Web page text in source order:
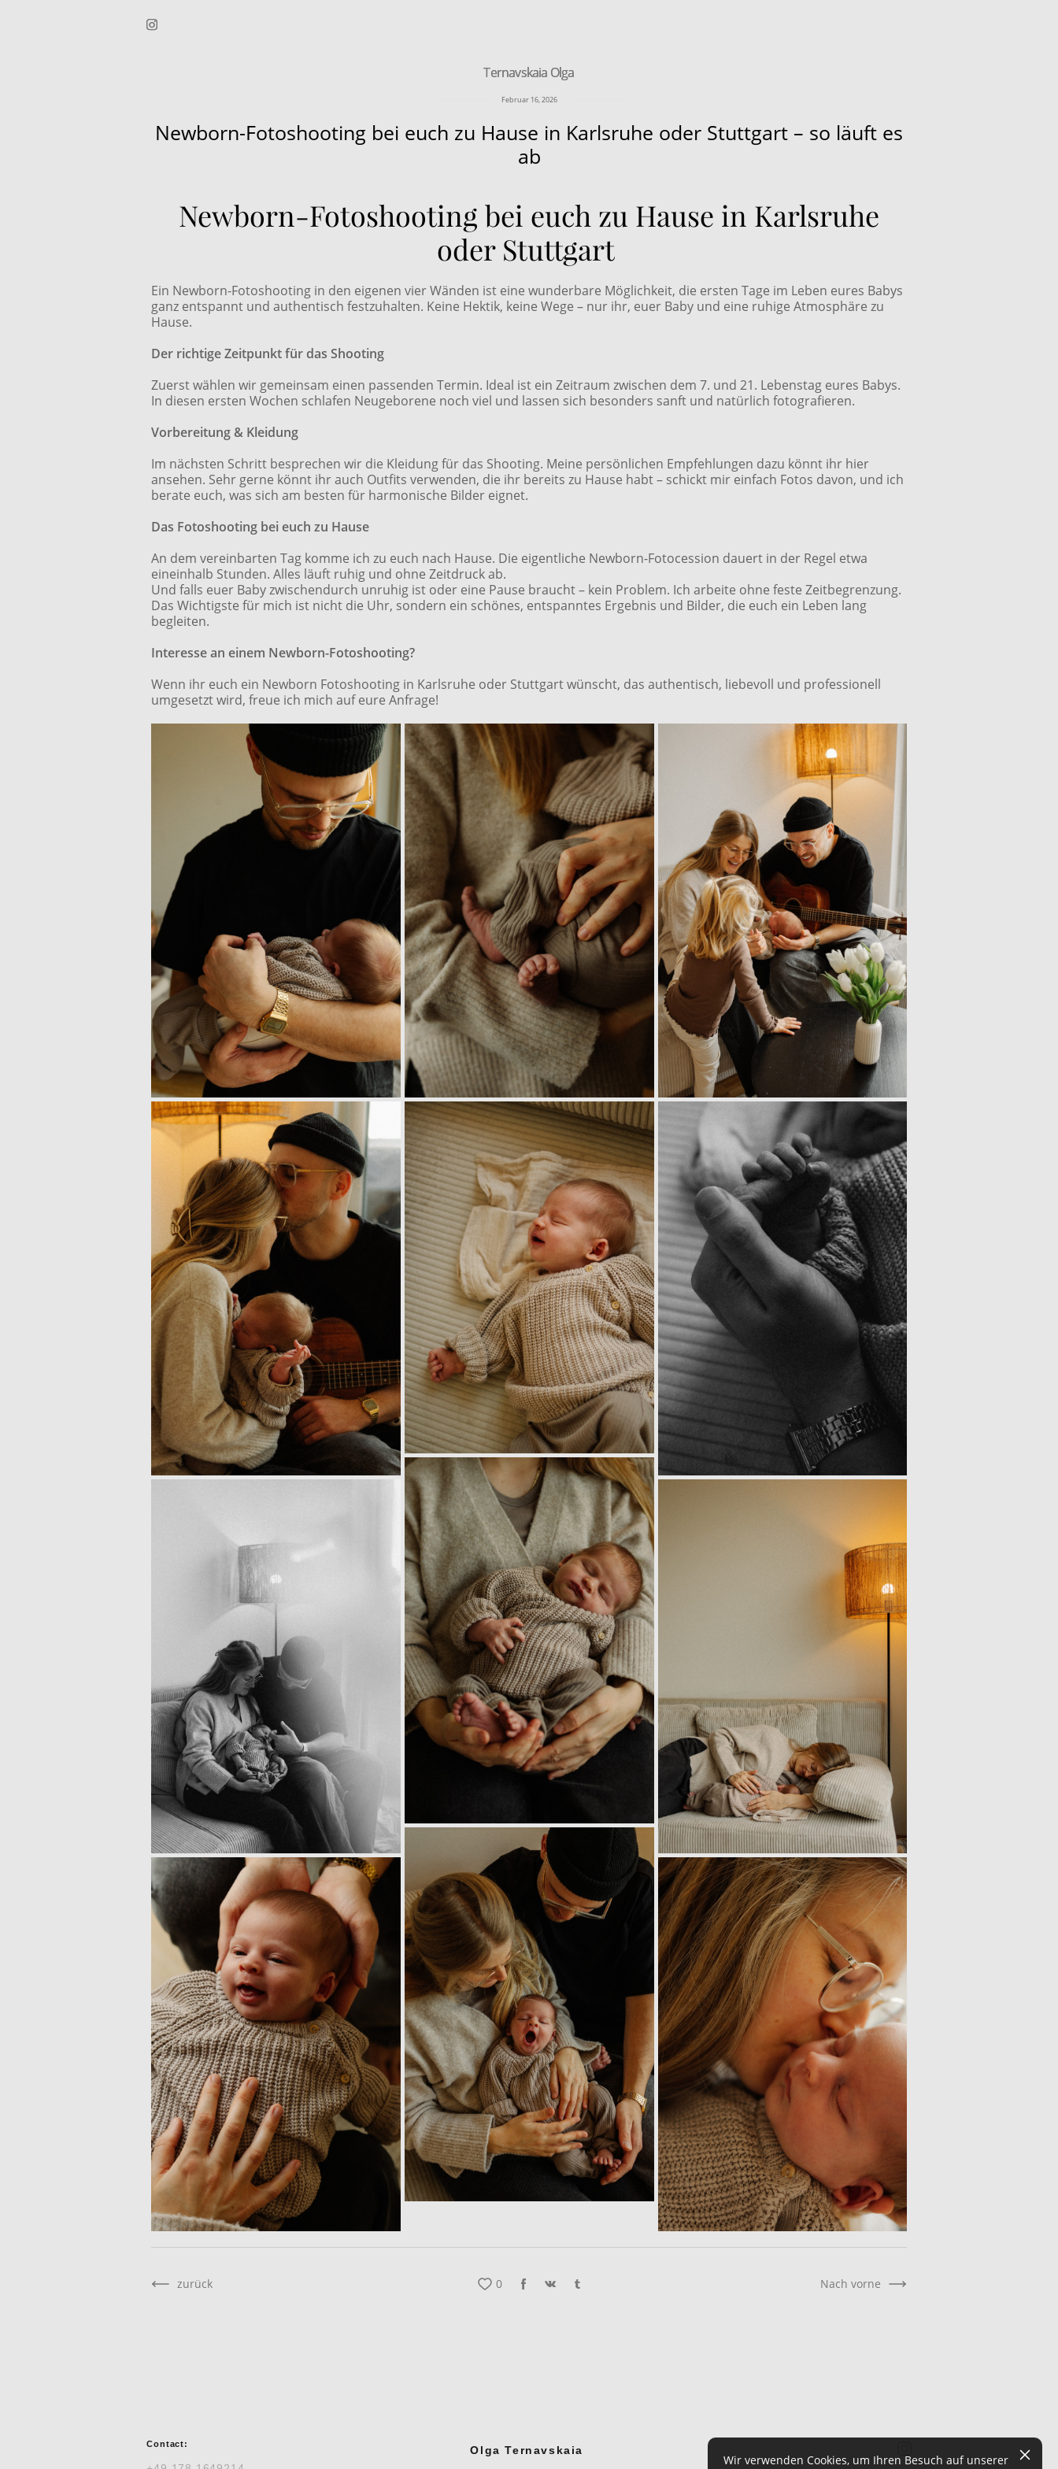
Ternavskaia Olga
Ternavskaia Olga
Februar 16, 2026
Newborn-Fotoshooting bei euch zu Hause in Karlsruhe oder Stuttgart – so läuft es
ab
Newborn-Fotoshooting bei euch zu Hause in Karlsruhe
oder Stuttgart
Ein Newborn-Fotoshooting in den eigenen vier Wänden ist eine wunderbare Möglichkeit, die ersten Tage im Leben eures Babys
ganz entspannt und authentisch festzuhalten. Keine Hektik, keine Wege – nur ihr, euer Baby und eine ruhige Atmosphäre zu
Hause.
Der richtige Zeitpunkt für das Shooting
Zuerst wählen wir gemeinsam einen passenden Termin. Ideal ist ein Zeitraum zwischen dem 7. und 21. Lebenstag eures Babys.
In diesen ersten Wochen schlafen Neugeborene noch viel und lassen sich besonders sanft und natürlich fotografieren.
Vorbereitung & Kleidung
Im nächsten Schritt besprechen wir die Kleidung für das Shooting. Meine persönlichen Empfehlungen dazu könnt ihr hier
ansehen. Sehr gerne könnt ihr auch Outfits verwenden, die ihr bereits zu Hause habt – schickt mir einfach Fotos davon, und ich
berate euch, was sich am besten für harmonische Bilder eignet.
Das Fotoshooting bei euch zu Hause
An dem vereinbarten Tag komme ich zu euch nach Hause. Die eigentliche Newborn-Fotосession dauert in der Regel etwa
eineinhalb Stunden. Alles läuft ruhig und ohne Zeitdruck ab.
Und falls euer Baby zwischendurch unruhig ist oder eine Pause braucht – kein Problem. Ich arbeite ohne feste Zeitbegrenzung.
Das Wichtigste für mich ist nicht die Uhr, sondern ein schönes, entspanntes Ergebnis und Bilder, die euch ein Leben lang
begleiten.
Interesse an einem Newborn-Fotoshooting?
Wenn ihr euch ein Newborn Fotoshooting in Karlsruhe oder Stuttgart wünscht, das authentisch, liebevoll und professionell
umgesetzt wird, freue ich mich auf eure Anfrage!
0
zurück Nach vorne
Contact: Olga Ternavskaia
Wir verwenden Cookies, um Ihren Besuch auf unserer